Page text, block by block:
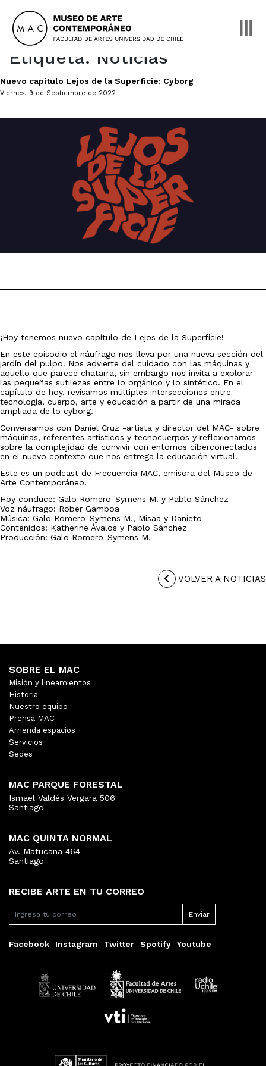
content
Etiqueta:Noticias
Nuevo capítulo Lejos de la Superficie: Cyborg
Viernes, 9 de Septiembre de 2022
¡Hoy tenemos nuevo capítulo de Lejos de la Superficie!
En este episodio el náufrago nos lleva por una nueva sección del
jardín del pulpo. Nos advierte del cuidado con las máquinas y
aquello que parece chatarra, sin embargo nos invita a explorar
las pequeñas sutilezas entre lo orgánico y lo sintético. En el
capítulo de hoy, revisamos múltiples intersecciones entre
tecnología, cuerpo, arte y educación a partir de una mirada
ampliada de lo cyborg.
Conversamos con Daniel Cruz -artista y director del MAC- sobre
máquinas, referentes artísticos y tecnocuerpos y reflexionamos
sobre la complejidad de convivir con entornos ciberconectados
en el nuevo contexto que nos entrega la educación virtual.
Este es un podcast de Frecuencia MAC, emisora del Museo de
Arte Contemporáneo.
Hoy conduce: Galo Romero-Symens M. y Pablo Sánchez
Voz náufrago: Rober Gamboa
Música: Galo Romero-Symens M., Misaa y Danieto
Contenidos: Katherine Ávalos y Pablo Sánchez
Producción: Galo Romero-Symens M.
VOLVER A NOTICIAS
RECIBE ARTE EN TU CORREO
Facebook Instagram Twitter Spotify Youtube
SOBRE EL MAC
Misión y lineamientos
Historia
Nuestro equipo
Prensa MAC
Arrienda espacios
Servicios
Sedes
MAC PARQUE FORESTAL
Ismael Valdés Vergara 506
Santiago
MAC QUINTA NORMAL
Av. Matucana 464
Santiago